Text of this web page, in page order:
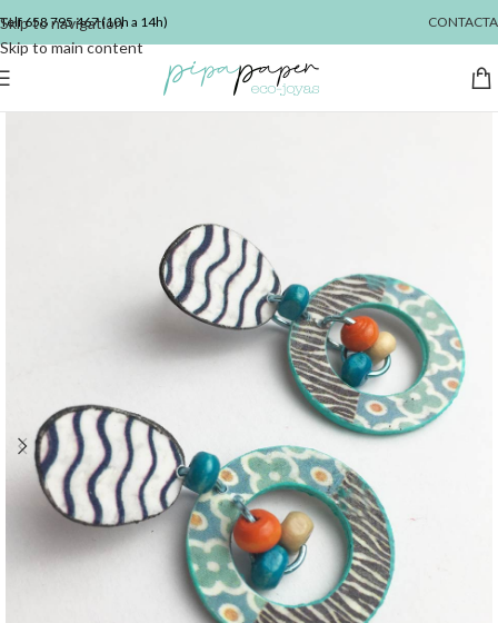
Skip to navigation
Skip to main content
Telf658 795 467(10h a 14h) CONTACTA